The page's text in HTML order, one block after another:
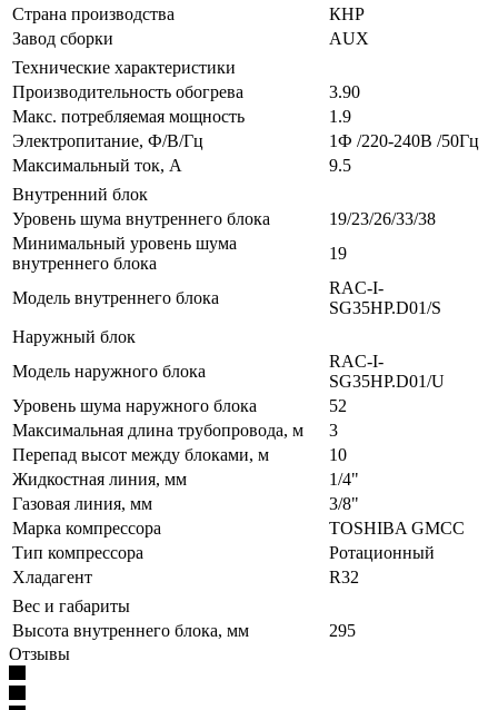
Страна производства
КНР
Завод сборки
AUX
Технические характеристики
Производительность обогрева
3.90
Макс. потребляемая мощность
1.9
Электропитание, Ф/В/Гц
1Ф /220-240В /50Гц
Максимальный ток, А
9.5
Внутренний блок
Уровень шума внутреннего блока
19/23/26/33/38
Минимальный уровень шума
внутреннего блока
19
Модель внутреннего блока
RAC-I-
SG35HP.D01/S
Наружный блок
Модель наружного блока
RAC-I-
SG35HP.D01/U
Уровень шума наружного блока
52
Максимальная длина трубопровода, м
3
Перепад высот между блоками, м
10
Жидкостная линия, мм
1/4"
Газовая линия, мм
3/8"
Марка компрессора
TOSHIBA GMCC
Тип компрессора
Ротационный
Хладагент
R32
Вес и габариты
Высота внутреннего блока, мм
295
Отзывы